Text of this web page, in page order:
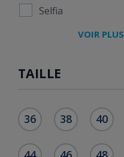
Selfia
VOIR PLUS
TAILLE
36 38 40